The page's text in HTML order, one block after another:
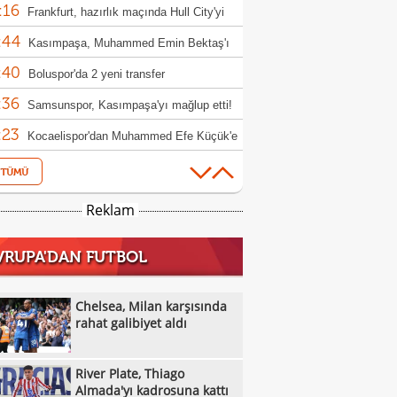
açıklama!
Frankfurt, hazırlık maçında Hull City'yi
etti!Kasımpaşa, Muhammed Emin Bektaş'ı
Boluspor'da 2 yeni transfer
Samsunspor, Kasımpaşa'yı mağlup etti!
Kocaelispor'dan Muhammed Efe Küçük'e
imzaChelsea, Milan karşısında rahat galibiyet
River Plate, Thiago Almada'yı kadrosuna
ettiLionel Messi'nin babası Jorge Messi
Ferran Torres PSG yolunda! 50 milyon
transfer
Berkan Kutlu Konyaspor'a veda etti!
Salah'a Araklı'da arazi teklifi: O anlar ilgi
Reklam
FUTBOL
Chelsea, Milan karşısında
rahat galibiyet aldı
River Plate, Thiago
Almada'yı kadrosuna kattı